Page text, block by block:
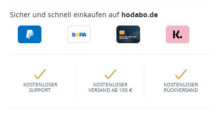
Sicher und schnell einkaufen auf hodabo.de
KOSTENLOSER
SUPPORT
KOSTENLOSER
VERSAND AB 100 €
KOSTENLOSER
RÜCKVERSAND